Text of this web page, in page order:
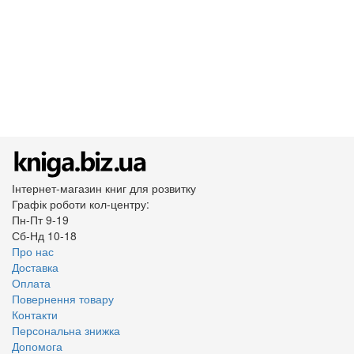
Інтернет-магазин книг для розвитку
Графік роботи кол-центру:
Пн-Пт 9-19
Сб-Нд 10-18
Про нас
Доставка
Оплата
Повернення товару
Контакти
Персональна знижка
Допомога